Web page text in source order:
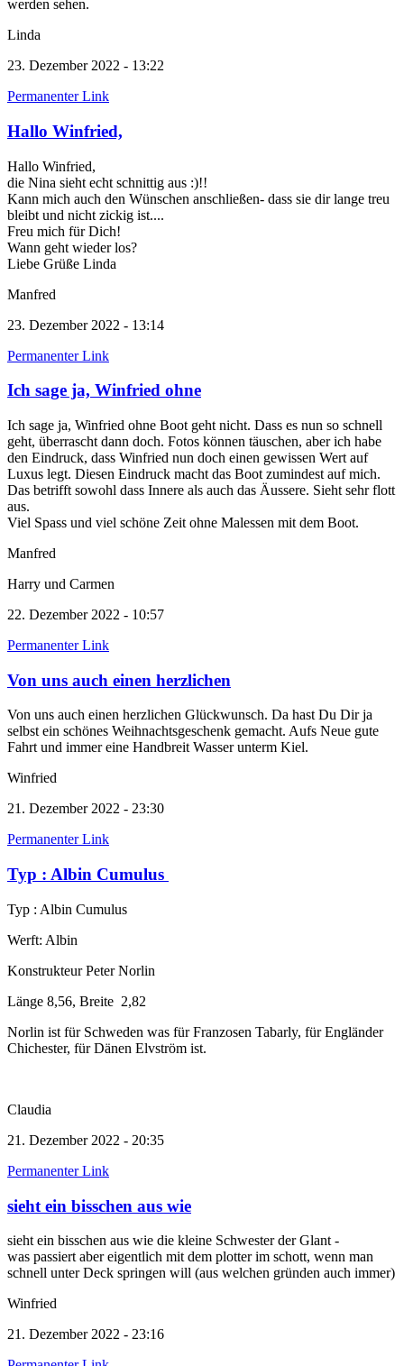
werden sehen.
Linda
23. Dezember 2022 - 13:22
Permanenter Link
Hallo Winfried,
Hallo Winfried,
die Nina sieht echt schnittig aus :)!!
Kann mich auch den Wünschen anschließen- dass sie dir lange treu
bleibt und nicht zickig ist....
Freu mich für Dich!
Wann geht wieder los?
Liebe Grüße Linda
Manfred
23. Dezember 2022 - 13:14
Permanenter Link
Ich sage ja, Winfried ohne
Ich sage ja, Winfried ohne Boot geht nicht. Dass es nun so schnell
geht, überrascht dann doch. Fotos können täuschen, aber ich habe
den Eindruck, dass Winfried nun doch einen gewissen Wert auf
Luxus legt. Diesen Eindruck macht das Boot zumindest auf mich.
Das betrifft sowohl dass Innere als auch das Äussere. Sieht sehr flott
aus.
Viel Spass und viel schöne Zeit ohne Malessen mit dem Boot.
Manfred
Harry und Carmen
22. Dezember 2022 - 10:57
Permanenter Link
Von uns auch einen herzlichen
Von uns auch einen herzlichen Glückwunsch. Da hast Du Dir ja
selbst ein schönes Weihnachtsgeschenk gemacht. Aufs Neue gute
Fahrt und immer eine Handbreit Wasser unterm Kiel.
Winfried
21. Dezember 2022 - 23:30
Permanenter Link
Typ : Albin Cumulus
Typ : Albin Cumulus
Werft: Albin
Konstrukteur Peter Norlin
Länge 8,56, Breite 2,82
Norlin ist für Schweden was für Franzosen Tabarly, für Engländer
Chichester, für Dänen Elvström ist.
Claudia
21. Dezember 2022 - 20:35
Permanenter Link
sieht ein bisschen aus wie
sieht ein bisschen aus wie die kleine Schwester der Glant -
was passiert aber eigentlich mit dem plotter im schott, wenn man
schnell unter Deck springen will (aus welchen gründen auch immer)
Winfried
21. Dezember 2022 - 23:16